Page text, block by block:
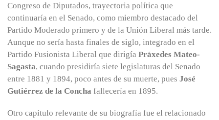
Congreso de Diputados, trayectoria política que
continuaría en el Senado, como miembro destacado del
Partido Moderado primero y de la Unión Liberal más tarde.
Aunque no sería hasta finales de siglo, integrado en el
Partido Fusionista Liberal que dirigía Práxedes Mateo-
Sagasta, cuando presidiría siete legislaturas del Senado
entre 1881 y 1894, poco antes de su muerte, pues José
Gutiérrez de la Concha fallecería en 1895.
Otro capítulo relevante de su biografía fue el relacionado